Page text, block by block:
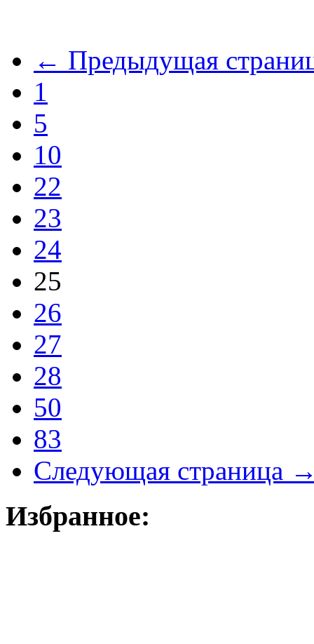
← Предыдущая
1
5
10
22
23
24
25
26
27
28
50
83
Следующая страница
Избранное: